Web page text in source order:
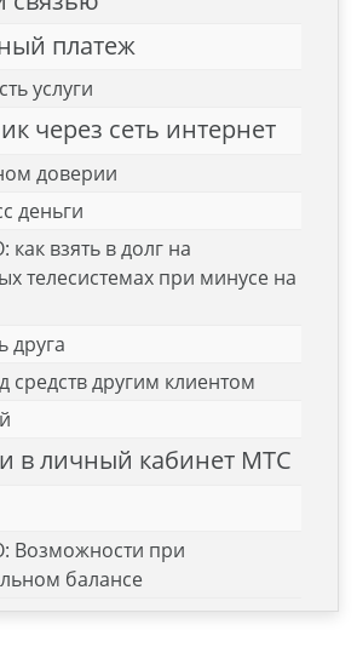
платеж
услуги
через сеть интернет
доверии
деньги
взять в долг на
телесистемах при минусе на
средств другим клиентом
в личный кабинет МТС
Возможности при
балансе